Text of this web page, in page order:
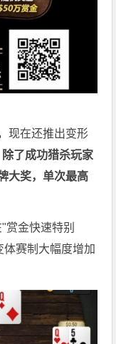
现在还推出变形
除了成功猎杀玩家
大奖，单次最高
赏金快速特别
赛制大幅度增加